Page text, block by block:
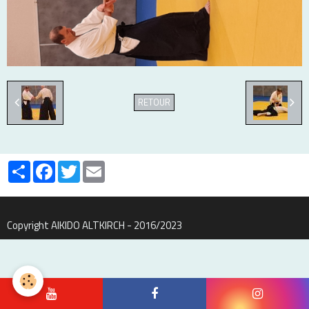
RETOUR
PartagerFacebook
Twitter
Copyright AIKIDO ALTKIRCH - 2016/2023